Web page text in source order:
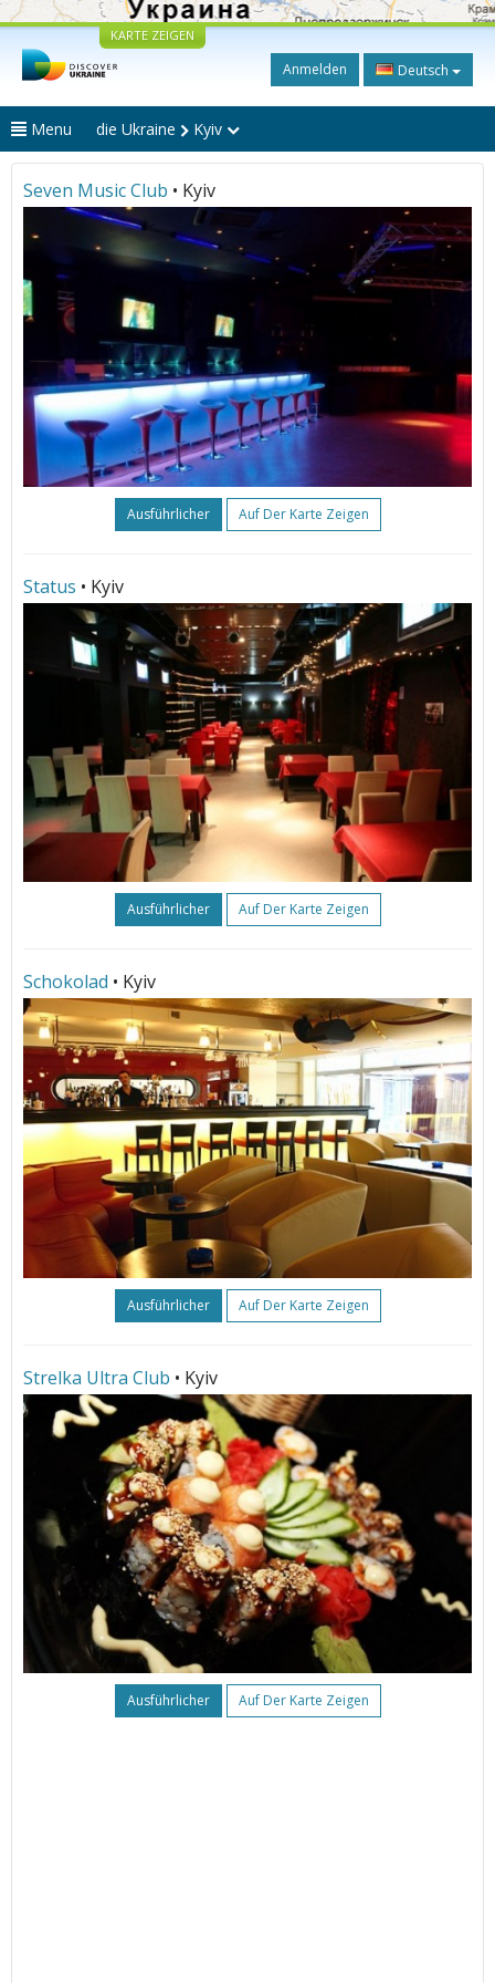
KARTE ZEIGEN
Anmelden Deutsch
Menu die Ukraine Kyiv
Seven Music Club • Kyiv
Ausführlicher Auf Der Karte Zeigen
Status • Kyiv
Ausführlicher Auf Der Karte Zeigen
Schokolad • Kyiv
Ausführlicher Auf Der Karte Zeigen
Strelka Ultra Club • Kyiv
Ausführlicher Auf Der Karte Zeigen